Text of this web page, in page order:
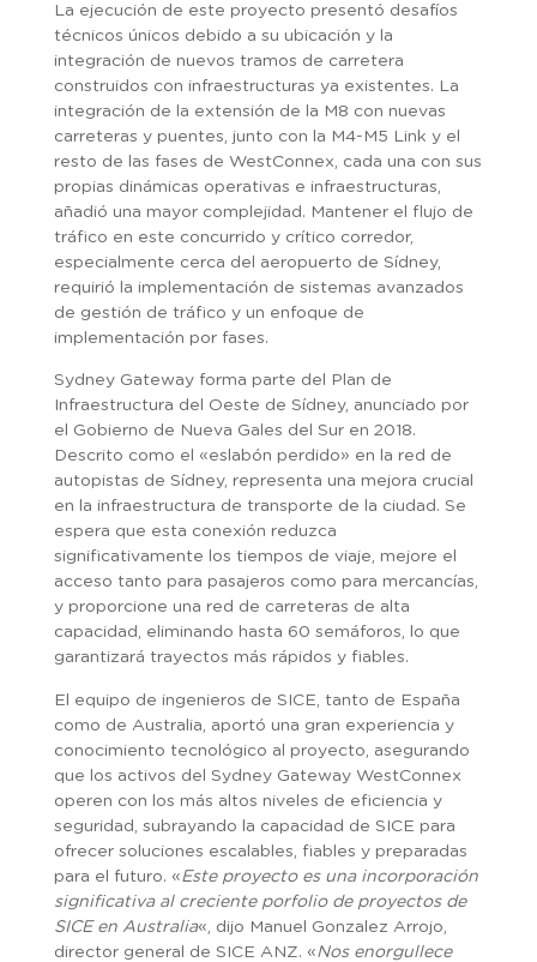
La ejecución de este proyecto presentó desafíos
técnicos únicos debido a su ubicación y la
integración de nuevos tramos de carretera
construidos con infraestructuras ya existentes. La
integración de la extensión de la M8 con nuevas
carreteras y puentes, junto con la M4-M5 Link y el
resto de las fases de WestConnex, cada una con sus
propias dinámicas operativas e infraestructuras,
añadió una mayor complejidad. Mantener el flujo de
tráfico en este concurrido y crítico corredor,
especialmente cerca del aeropuerto de Sídney,
requirió la implementación de sistemas avanzados
de gestión de tráfico y un enfoque de
implementación por fases.
Sydney Gateway forma parte del Plan de
Infraestructura del Oeste de Sídney, anunciado por
el Gobierno de Nueva Gales del Sur en 2018.
Descrito como el «eslabón perdido» en la red de
autopistas de Sídney, representa una mejora crucial
en la infraestructura de transporte de la ciudad. Se
espera que esta conexión reduzca
significativamente los tiempos de viaje, mejore el
acceso tanto para pasajeros como para mercancías,
y proporcione una red de carreteras de alta
capacidad, eliminando hasta 60 semáforos, lo que
garantizará trayectos más rápidos y fiables.
El equipo de ingenieros de SICE, tanto de España
como de Australia, aportó una gran experiencia y
conocimiento tecnológico al proyecto, asegurando
que los activos del Sydney Gateway WestConnex
operen con los más altos niveles de eficiencia y
seguridad, subrayando la capacidad de SICE para
ofrecer soluciones escalables, fiables y preparadas
para el futuro. «Este proyecto es una incorporación
significativa al creciente porfolio de proyectos de
SICE en Australia«, dijo Manuel Gonzalez Arrojo,
director general de SICE ANZ. «Nos enorgullece